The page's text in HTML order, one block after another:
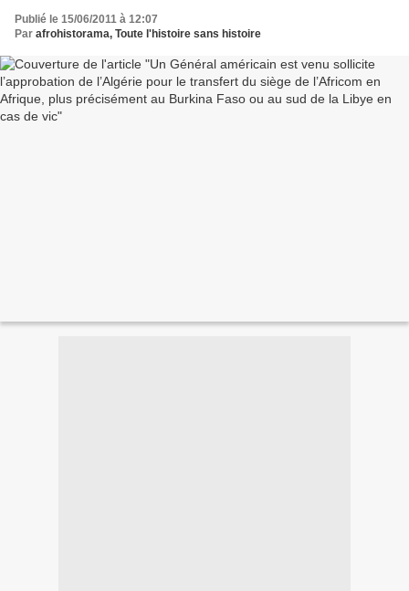
au Burkina Faso ou au sud de la Libye en cas de
vic
Publié le 15/06/2011 à 12:07
Par afrohistorama, Toute l'histoire sans histoire